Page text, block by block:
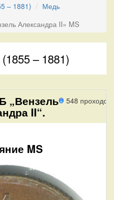
– 1881)
Медь
Александра II» MS
– 1881)
548 проходов
„Вензель
II“.
MS